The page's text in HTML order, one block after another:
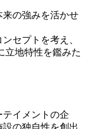
の強みを活かせ
セプトを考え、
立地特性を鑑みた
イメントの企
の独自性を創出